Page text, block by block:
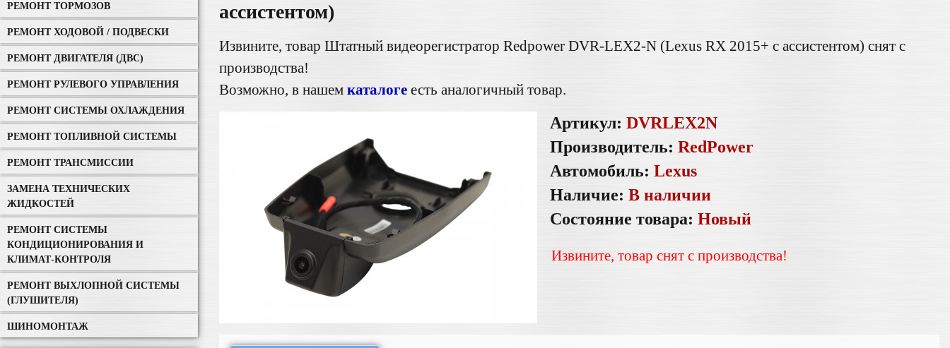
РЕМОНТ ТОРМОЗОВ
РЕМОНТ ХОДОВОЙ / ПОДВЕСКИ
РЕМОНТ ДВИГАТЕЛЯ (ДВС)
РЕМОНТ РУЛЕВОГО УПРАВЛЕНИЯ
РЕМОНТ СИСТЕМЫ ОХЛАЖДЕНИЯ
РЕМОНТ ТОПЛИВНОЙ СИСТЕМЫ
РЕМОНТ ТРАНСМИССИИ
ЗАМЕНА ТЕХНИЧЕСКИХ
ЖИДКОСТЕЙ
РЕМОНТ СИСТЕМЫ
КОНДИЦИОНИРОВАНИЯ И
КЛИМАТ-КОНТРОЛЯ
РЕМОНТ ВЫХЛОПНОЙ СИСТЕМЫ
(ГЛУШИТЕЛЯ)
ШИНОМОНТАЖ
ассистентом)
Извините, товар Штатный видеорегистратор Redpower DVR-LEX2-N (Lexus RX 2015+ c ассистентом) снят с
производства!
Возможно, в нашемкаталоге есть аналогичный товар.
Артикул:DVRLEX2N
Производитель:RedPower
Автомобиль:Lexus
Наличие:В наличии
Состояние товара:Новый
Извините, товар снят с производства!